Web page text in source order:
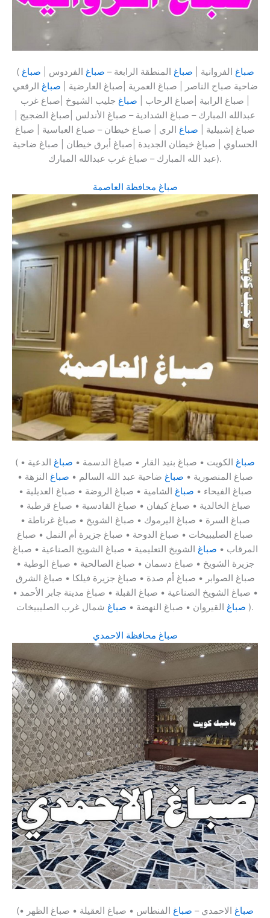
( صباغ الفروانية | صباغ المنطقة الرابعة – صباغ الفردوس | صباغ
ضاحية صباح الناصر | صباغ العمرية |صباغ العارضية | صباغ الرقعي
| صباغ الرابية |صباغ الرحاب | صباغ جليب الشيوخ |صباغ غرب
عبدالله المبارك – صباغ الشدادية – صباغ الأندلس |صباغ الضجيج |
صباغ إشبيلية | صباغ الري | صباغ خيطان – صباغ العباسية | صباغ
الحساوي | صباغ خيطان الجديدة |صباغ أبرق خيطان | صباغ ضاحية
عبد الله المبارك – صباغ غرب عبدالله المبارك).
صباغ محافظة العاصمة
( صباغ الكويت • صباغ بنيد القار • صباغ الدسمة • صباغ الدعية •
صباغ المنصورية • صباغ ضاحية عبد الله السالم • صباغ النزهة •
صباغ الفيحاء • صباغ الشامية • صباغ الروضة • صباغ العديلية •
صباغ الخالدية • صباغ كيفان • صباغ القادسية • صباغ قرطبة •
صباغ السرة • صباغ اليرموك • صباغ الشويخ • صباغ غرناطة •
صباغ الصليبيخات • صباغ الدوحة • صباغ جزيرة أم النمل • صباغ
المرقاب • صباغ الشويخ التعليمية • صباغ الشويخ الصناعية • صباغ
جزيرة الشويخ • صباغ دسمان • صباغ الصالحية • صباغ الوطية •
صباغ الصوابر • صباغ أم صدة • صباغ جزيرة فيلكا • صباغ الشرق
• صباغ الشويخ الصناعية • صباغ القبلة • صباغ مدينة جابر الأحمد •
صباغ القيروان • صباغ النهضة • صباغ شمال غرب الصليبيخات ).
صباغ محافظة الاحمدي
( صباغ الاحمدي – صباغ الفنطاس • صباغ العقيلة • صباغ الظهر •